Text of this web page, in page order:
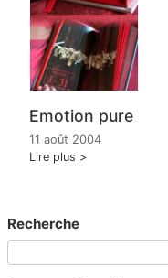
Emotion pure
11 août 2004
Lire plus
Recherche